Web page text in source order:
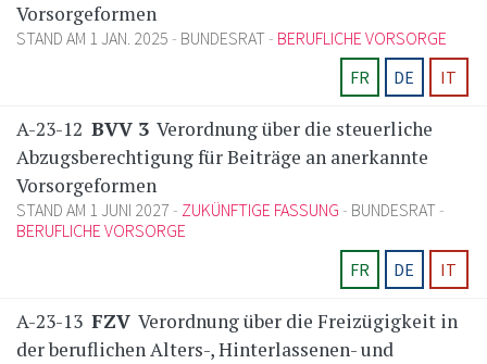
Vorsorgeformen
STAND AM 1 JAN. 2025 BUNDESRAT BERUFLICHE VORSORGE
FR
DE IT
A-23-12 BVV 3 Verordnung über die steuerliche
Abzugsberechtigung für Beiträge an anerkannte
Vorsorgeformen
STAND AM 1 JUNI 2027 ZUKÜNFTIGE FASSUNG
BUNDESRAT
BERUFLICHE VORSORGE
FR
DE IT
A-23-13 FZV Verordnung über die Freizügigkeit in
der beruflichen Alters-, Hinterlassenen- und